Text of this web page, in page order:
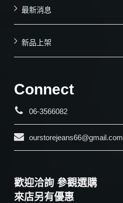
最新消息
新品上架
Connect
06-3566082
ourstorejeans66@gmail.com
歡迎洽詢 參觀選購
來店另有優惠